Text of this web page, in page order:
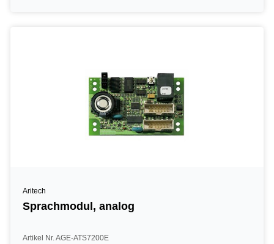
Aritech
Sprachmodul, analog
Artikel Nr. AGE-ATS7200E